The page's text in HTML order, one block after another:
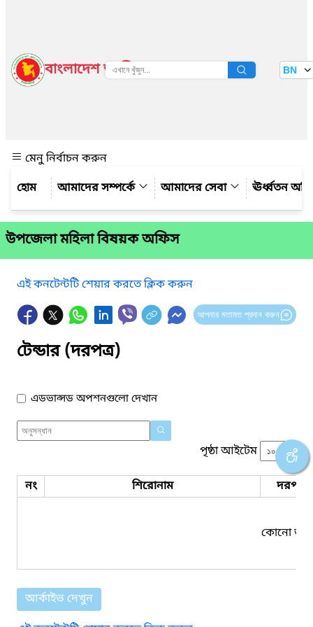
বাংলাদেশ জাতীয় তথ্য বাতায়ন BN
মেনু নির্বাচন করুন
আমাদের সম্পর্কে
আমাদের সেবা ঊর্ধ্বতন
উপজেলা মহিলা বিষয়ক অফিস
এই কনটেন্টটি শেয়ার করতে ক্লিক করুন
আপনার মতামত প্রদান করুন
টেন্ডার (দরপত্র)
এডভান্সড অপশনগুলো দেখান
পৃষ্ঠা আইটেম
নং শিরোনাম দরপত্র
কোনো তথ্য
আর্কাইভ দেখুন